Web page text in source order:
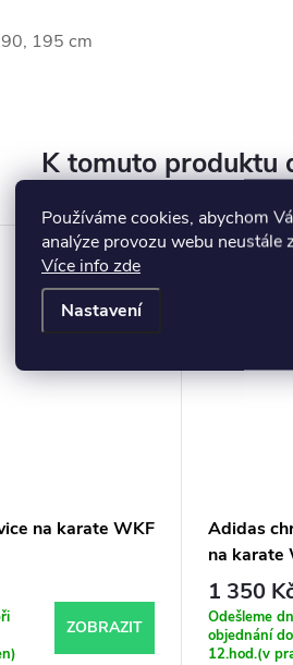
Používáme cookies, abychom
analýze provozu webu
Více info zde
Nastavení
195 cm
K tomuto produktu
720 Kč
–18 %
na karate WKF
ZOBRAZIT
Adidas
na karate
1 350
Odešleme
objednání do
12.hod.(v